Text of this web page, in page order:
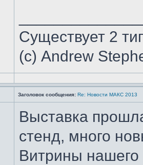
Существует 2
(с) Andrew
Заголовок сообщения: Re: Новости МАКС 2013
Выставка
стенд, много
Витрины